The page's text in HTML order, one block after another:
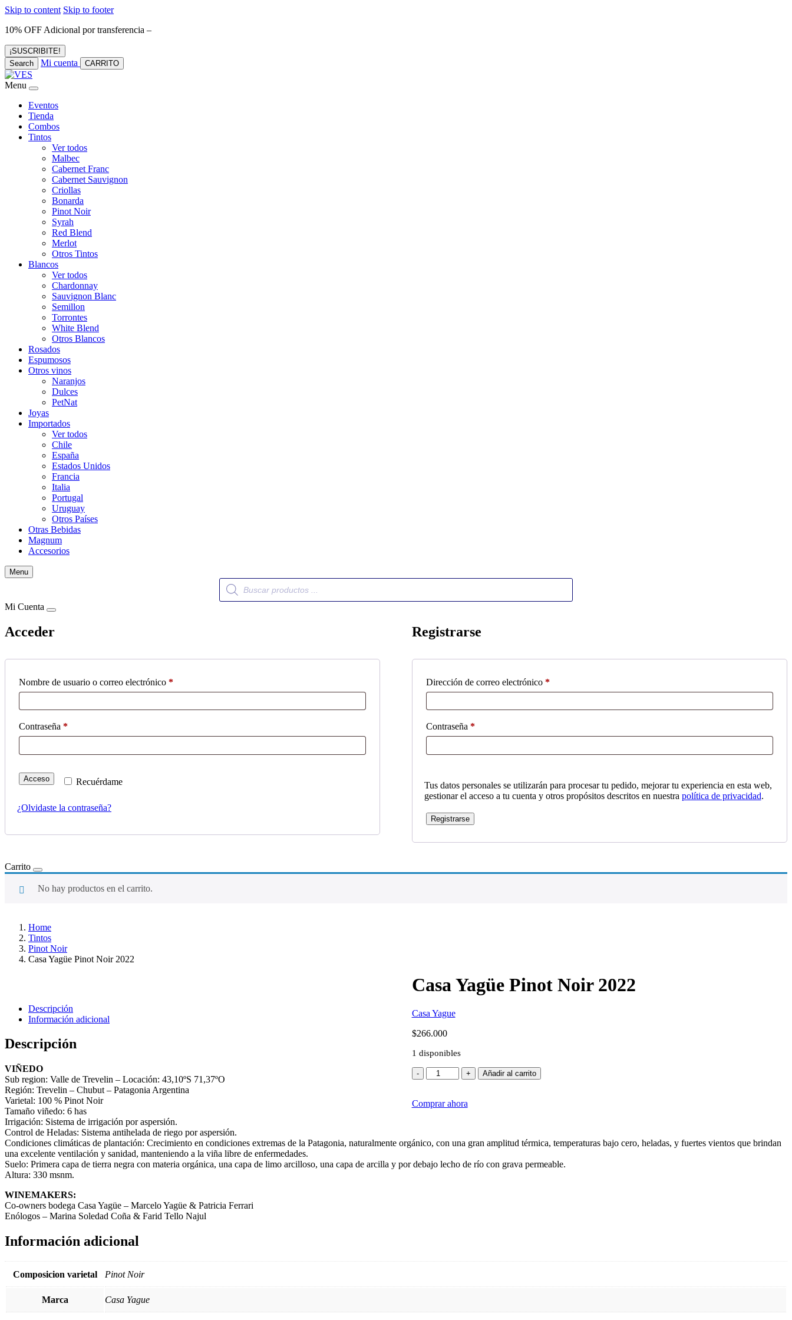
Skip to content Skip to footer
10% OFF Adicional por transferencia –
¡SUSCRIBITE!
Search
Mi cuenta CARRITO
Menu
Eventos
Tienda
Combos
Tintos
Ver todos
Malbec
Cabernet Franc
Cabernet Sauvignon
Criollas
Bonarda
Pinot Noir
Syrah
Red Blend
Merlot
Otros Tintos
Blancos
Ver todos
Chardonnay
Sauvignon Blanc
Semillon
Torrontes
White Blend
Otros Blancos
Rosados
Espumosos
Otros vinos
Naranjos
Dulces
PetNat
Joyas
Importados
Ver todos
Chile
España
Estados Unidos
Francia
Italia
Portugal
Uruguay
Otros Países
Otras Bebidas
Magnum
Accesorios
Menu
Búsqueda
de
productos
Mi Cuenta
Acceder
Nombre de usuario o correo electrónico *Obligatorio
Contraseña *Obligatorio
Recuérdame
Acceso
¿Olvidaste la contraseña?
Registrarse
Dirección de correo electrónico *Obligatorio
Contraseña *Obligatorio
Tus datos personales se utilizarán para procesar tu pedido, mejorar tu experiencia en esta web,
gestionar el acceso a tu cuenta y otros propósitos descritos en nuestra política de privacidad.
Registrarse
Carrito
No hay productos en el carrito.
Home
Tintos
Pinot Noir
Casa Yagüe Pinot Noir 2022
Casa Yagüe Pinot Noir 2022
Casa Yague
$266.000
1 disponibles
-
Casa
Yagüe
Noir
+ Añadir al carrito
Comprar ahora
Descripción
Información adicional
Descripción
VIÑEDO
Sub region: Valle de Trevelin – Locación: 43,10ºS 71,37ºO
Región: Trevelin – Chubut – Patagonia Argentina
Varietal: 100 % Pinot Noir
Tamaño viñedo: 6 has
Irrigación: Sistema de irrigación por aspersión.
Control de Heladas: Sistema antihelada de riego por aspersión.
Condiciones climáticas de plantación: Crecimiento en condiciones extremas de la Patagonia, naturalmente orgánico, con una gran amplitud térmica, temperaturas bajo cero, heladas, y fuertes vientos que brindan
una excelente ventilación y sanidad, manteniendo a la viña libre de enfermedades.
Suelo: Primera capa de tierra negra con materia orgánica, una capa de limo arcilloso, una capa de arcilla y por debajo lecho de río con grava permeable.
Altura: 330 msnm.
WINEMAKERS:
Co-owners bodega Casa Yagüe – Marcelo Yagüe & Patricia Ferrari
Enólogos – Marina Soledad Coña & Farid Tello Najul
Información adicional
Composicion varietal Pinot Noir
Marca Casa Yague